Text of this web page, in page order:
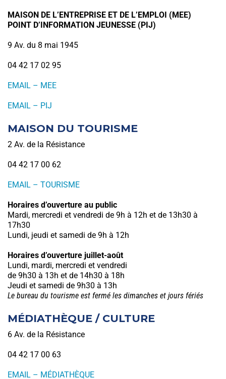
MAISON DE L’ENTREPRISE ET DE L’EMPLOI (MEE)
POINT D’INFORMATION JEUNESSE (PIJ)
9 Av. du 8 mai 1945
04 42 17 02 95
EMAIL – MEE
EMAIL – PIJ
MAISON DU TOURISME
2 Av. de la Résistance
04 42 17 00 62
EMAIL – TOURISME
Horaires d’ouverture au public
Mardi, mercredi et vendredi de 9h à 12h et de 13h30 à
17h30
Lundi, jeudi et samedi de 9h à 12h
Horaires d’ouverture juillet-août
Lundi, mardi, mercredi et vendredi
de 9h30 à 13h et de 14h30 à 18h
Jeudi et samedi de 9h30 à 13h
Le bureau du tourisme est fermé les dimanches et jours fériés
MÉDIATHÈQUE / CULTURE
6 Av. de la Résistance
04 42 17 00 63
EMAIL – MÉDIATHÈQUE